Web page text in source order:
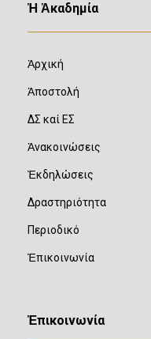
Ἡ Ἀκαδημία
Ἀρχική
Ἀποστολή
ΔΣ καί ΕΣ
Ἀνακοινώσεις
Ἐκδηλώσεις
Δραστηριότητα
Περιοδικό
Ἐπικοινωνία
Ἐπικοινωνία